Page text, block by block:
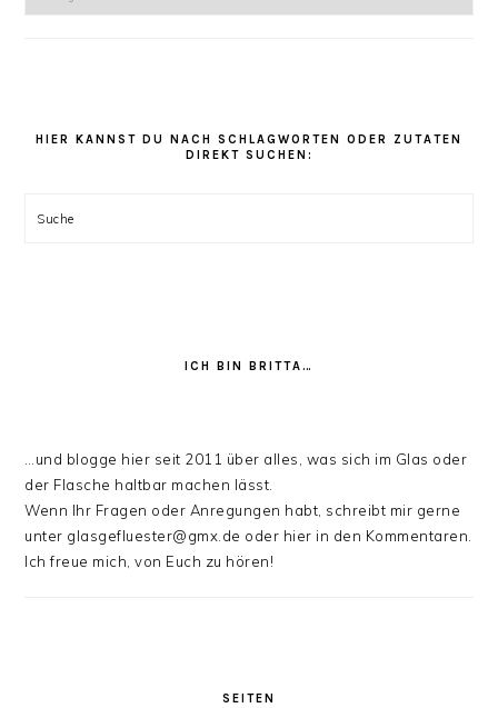
Kategorien
HIER KANNST DU NACH SCHLAGWORTEN ODER ZUTATEN
DIREKT SUCHEN:
Suche
ICH BIN BRITTA…
…und blogge hier seit 2011 über alles, was sich im Glas oder
der Flasche haltbar machen lässt.
Wenn Ihr Fragen oder Anregungen habt, schreibt mir gerne
unter glasgefluester@gmx.de oder hier in den Kommentaren.
Ich freue mich, von Euch zu hören!
SEITEN